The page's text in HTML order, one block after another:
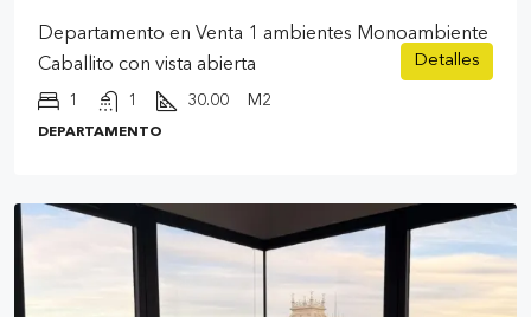
Departamento en Venta 1 ambientes Monoambiente
Caballito con vista abierta
1 1 30.00 M2
DEPARTAMENTO
Detalles